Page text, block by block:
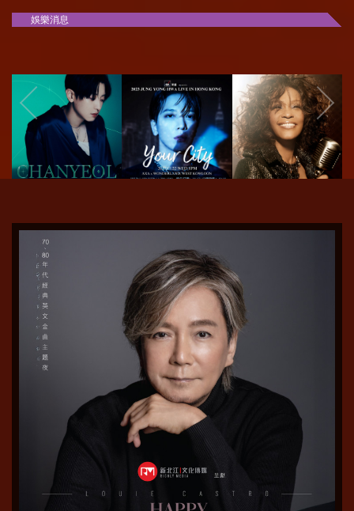
娛樂消息
EXO燦烈巡回演唱會
香港站 | 2023
Chanyeol Fancon the
Eternity in Hong
Kong
鄭容和首個戶外演唱
會香港站 | 2023 Jung
Yong Hwa Live
‘YOUR CITY’ in
Hong Kong
Whitney 全息演唱會
香港站 2023｜An
Evening with
Whitney - The
Hologram Concert